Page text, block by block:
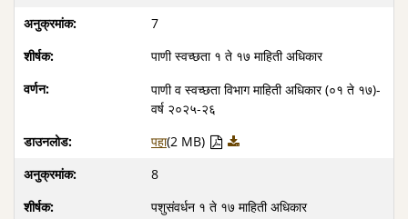
7
पाणी स्वच्छता १ ते १७ माहिती अधिकार
पाणी व स्वच्छता विभाग माहिती अधिकार (०१ ते १७)-
वर्ष २०२५-२६
पहा(2 MB)
8
पशुसंवर्धन १ ते १७ माहिती अधिकार